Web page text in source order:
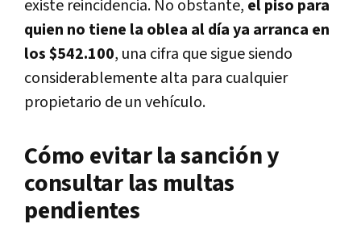
existe reincidencia. No obstante, el piso para
quien no tiene la oblea al día ya arranca en
los $542.100, una cifra que sigue siendo
considerablemente alta para cualquier
propietario de un vehículo.
Cómo evitar la sanción y
consultar las multas
pendientes